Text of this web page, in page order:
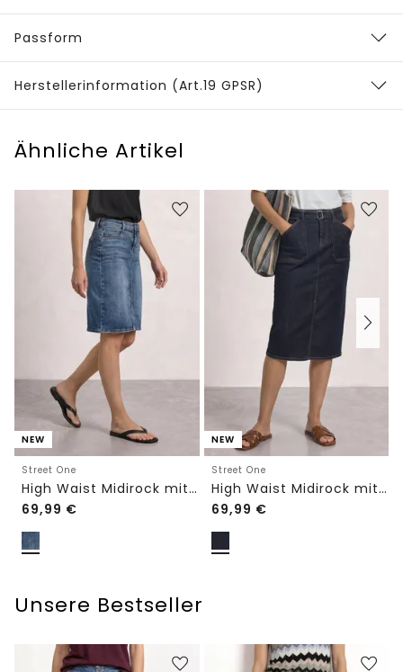
Passform
Herstellerinformation (Art.19 GPSR)
Ähnliche Artikel
NEW
Street One
High Waist Midirock mit Knopfdetails
69,99 €
NEW
Street One
High Waist Midirock mit Gürtel
69,99 €
Unsere Bestseller